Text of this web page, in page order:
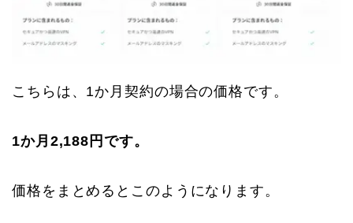
こちらは、1か月契約の場合の価格です。
1か月2,188円です。
価格をまとめるとこのようになります。